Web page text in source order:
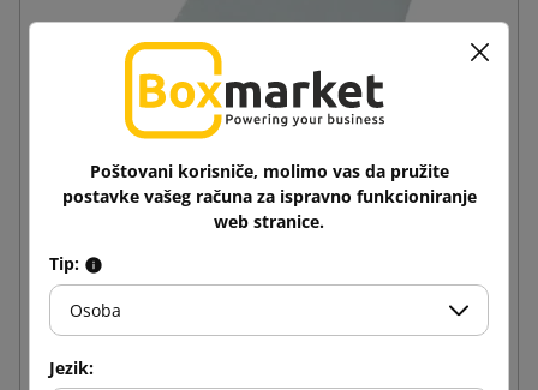
od 0,12 € s PDV-om
Poštovani korisniče, molimo vas da pružite
postavke vašeg računa za ispravno funkcioniranje
web stranice.
Tip:
Osoba
Jezik: